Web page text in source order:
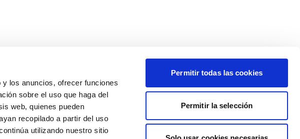
los anuncios, ofrecer funciones
sobre el uso que haga del
web, quienes pueden
recopilado a partir del uso
utilizando nuestro sitio
Permitir todas las cookies
Permitir la selección